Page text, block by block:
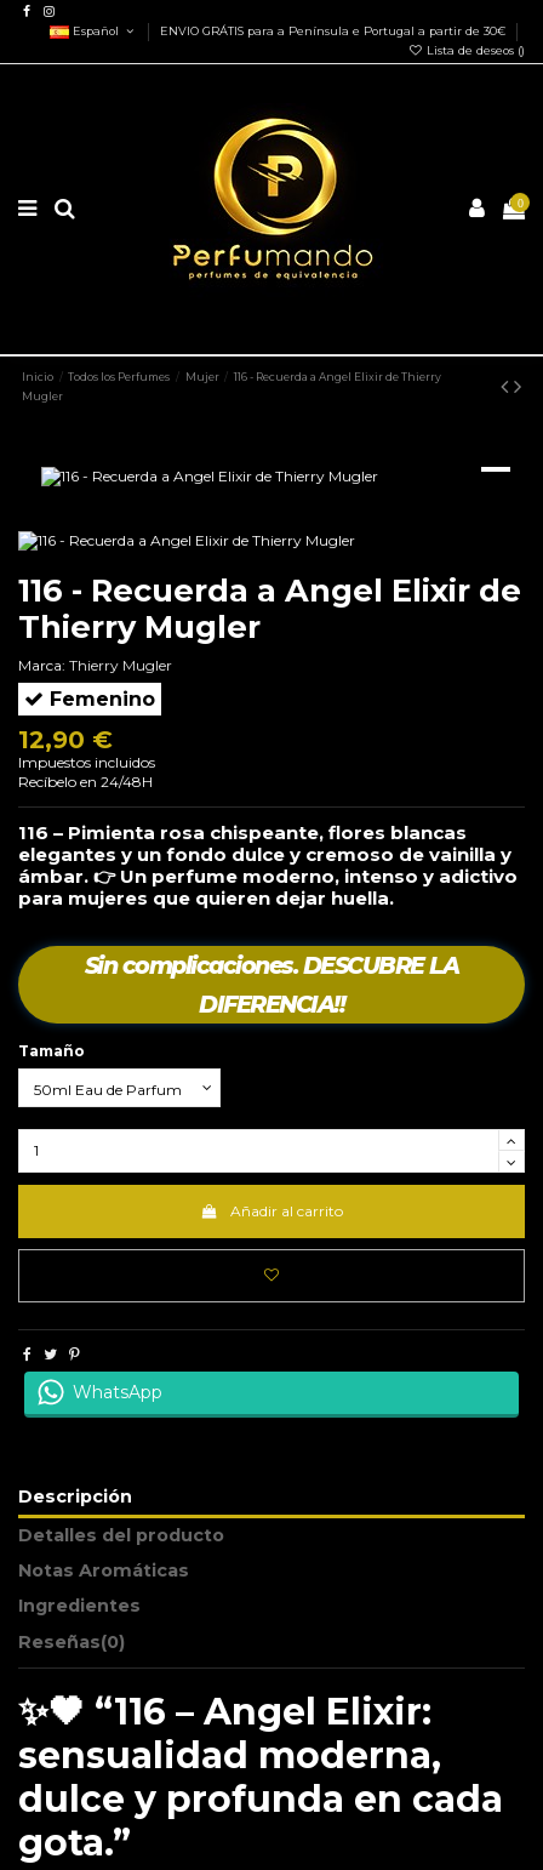
Español
ENVIO GRÁTIS para a Península e Portugal a partir de 30€
Lista de deseos ()
0
Inicio Todos los Perfumes Mujer
116 - Recuerda a Angel Elixir de Thierry
Mugler
116 - Recuerda a Angel Elixir de
Thierry Mugler
Marca: Thierry Mugler
Femenino
12,90 €
Impuestos incluidos
Recíbelo en 24/48H
116 – Pimienta rosa chispeante, flores blancas
elegantes y un fondo dulce y cremoso de vainilla y
ámbar. 👉 Un perfume moderno, intenso y adictivo
para mujeres que quieren dejar huella.
Sin complicaciones. DESCUBRE LA
DIFERENCIA!!
Tamaño
Añadir al carrito
WhatsApp
Descripción
Detalles del producto
Notas Aromáticas
Ingredientes
Reseñas(0)
✨🖤 “116 – Angel Elixir:
sensualidad moderna,
dulce y profunda en cada
gota.”